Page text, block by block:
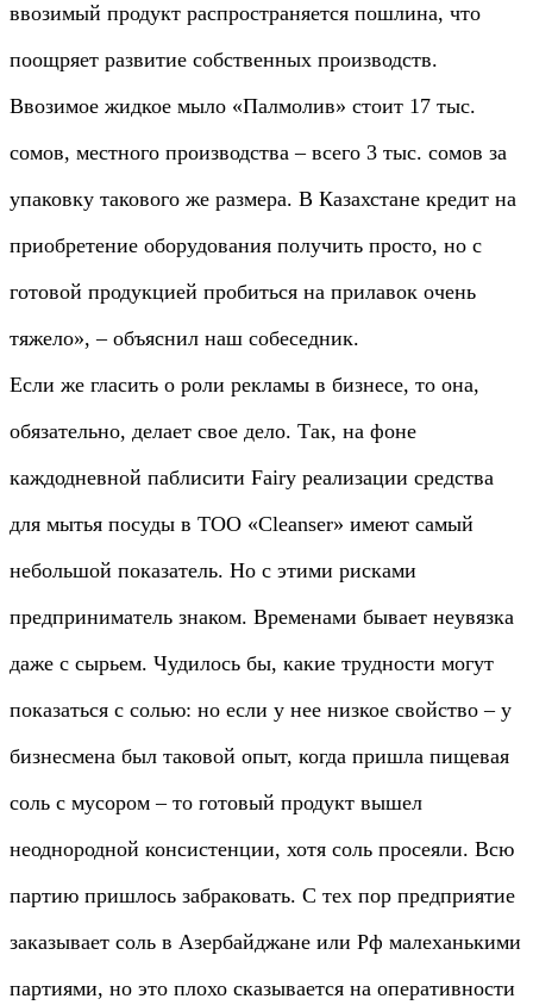
ввозимый продукт распространяется пошлина, что
поощряет развитие собственных производств.
Ввозимое жидкое мыло «Палмолив» стоит 17 тыс.
сомов, местного производства – всего 3 тыс. сомов за
упаковку такового же размера. В Казахстане кредит на
приобретение оборудования получить просто, но с
готовой продукцией пробиться на прилавок очень
тяжело», – объяснил наш собеседник.
Если же гласить о роли рекламы в бизнесе, то она,
обязательно, делает свое дело. Так, на фоне
каждодневной паблисити Fairy реализации средства
для мытья посуды в ТОО «Cleanser» имеют самый
небольшой показатель. Но с этими рисками
предприниматель знаком. Временами бывает неувязка
даже с сырьем. Чудилось бы, какие трудности могут
показаться с солью: но если у нее низкое свойство – у
бизнесмена был таковой опыт, когда пришла пищевая
соль с мусором – то готовый продукт вышел
неоднородной консистенции, хотя соль просеяли. Всю
партию пришлось забраковать. С тех пор предприятие
заказывает соль в Азербайджане или Рф малеханькими
партиями, но это плохо сказывается на оперативности